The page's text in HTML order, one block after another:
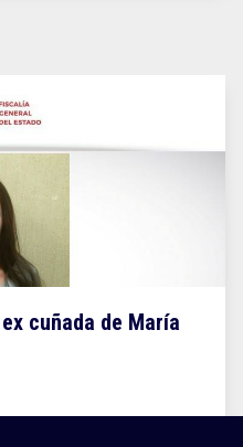
cuñada de María